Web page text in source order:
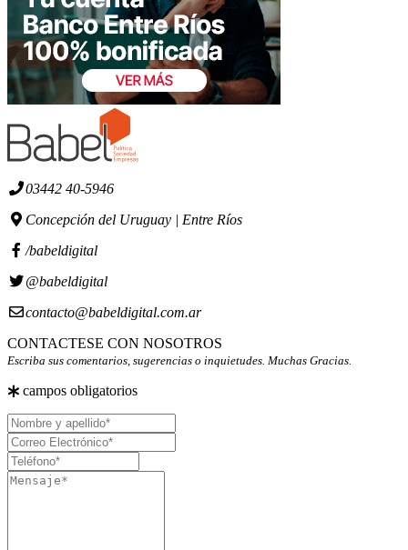
03442 40-5946
Concepción del Uruguay | Entre Ríos
/babeldigital
@babeldigital
contacto@babeldigital.com.ar
CONTACTESE CON NOSOTROS
Escriba sus comentarios, sugerencias o inquietudes. Muchas Gracias.
campos obligatorios
Nombre
y
apellido
Correo
Electrónico
Teléfono
Mensaje